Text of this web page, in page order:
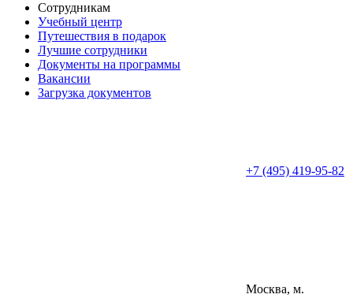
Сотрудникам
Учебный центр
Путешествия в подарок
Лучшие сотрудники
Документы на программы
Вакансии
Загрузка документов
+7 (495) 419-95-82
Москва, м.